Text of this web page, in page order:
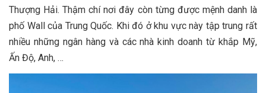
Thượng Hải. Thậm chí nơi đây còn từng được mệnh danh là
phố Wall của Trung Quốc. Khi đó ở khu vực này tập trung rất
nhiều những ngân hàng và các nhà kinh doanh từ khắp Mỹ,
Ấn Độ, Anh, …